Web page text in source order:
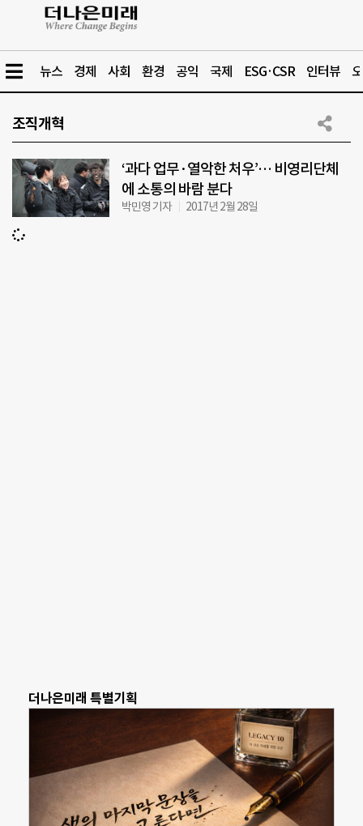
뉴스 경제 사회 환경 공익 국제 ESG·CSR 인터뷰
조직개혁
‘과다 업무·열악한 처우’… 비영리단체
에 소통의 바람 분다
박민영 기자 2017년 2월 28일
더나은미래 특별기획